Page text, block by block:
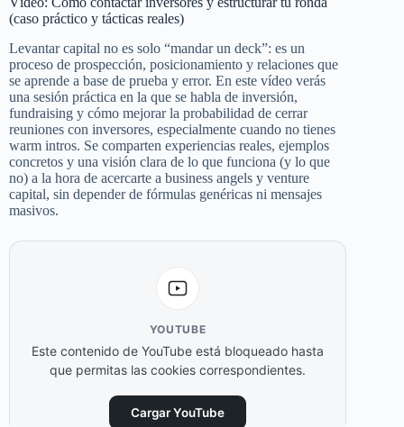
(caso práctico y tácticas reales)
Levantar capital no es solo “mandar un deck”: es un
proceso de prospección, posicionamiento y relaciones que
se aprende a base de prueba y error. En este vídeo verás
una sesión práctica en la que se habla de inversión,
fundraising y cómo mejorar la probabilidad de cerrar
reuniones con inversores, especialmente cuando no tienes
warm intros. Se comparten experiencias reales, ejemplos
concretos y una visión clara de lo que funciona (y lo que
no) a la hora de acercarte a business angels y venture
capital, sin depender de fórmulas genéricas ni mensajes
masivos.
YOUTUBE
Este contenido de YouTube está bloqueado hasta
que permitas las cookies correspondientes.
Cargar YouTube